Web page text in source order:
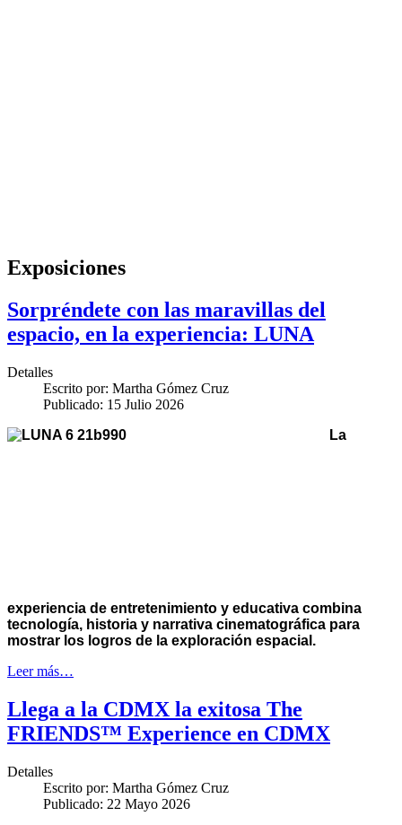
Exposiciones
Sorpréndete con las maravillas del
espacio, en la experiencia: LUNA
Detalles
Escrito por: Martha Gómez Cruz
Publicado: 15 Julio 2026
La
experiencia de entretenimiento y educativa combina
tecnología, historia y narrativa cinematográfica para
mostrar los logros de la exploración espacial.
Leer más…
Llega a la CDMX la exitosa The
FRIENDS™️ Experience en CDMX
Detalles
Escrito por: Martha Gómez Cruz
Publicado: 22 Mayo 2026